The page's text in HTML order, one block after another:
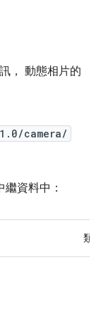
， 動態相片的
camera/
資料中：
類